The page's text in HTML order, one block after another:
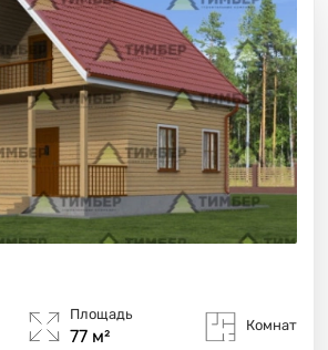
Площадь
77 м²
Комнат